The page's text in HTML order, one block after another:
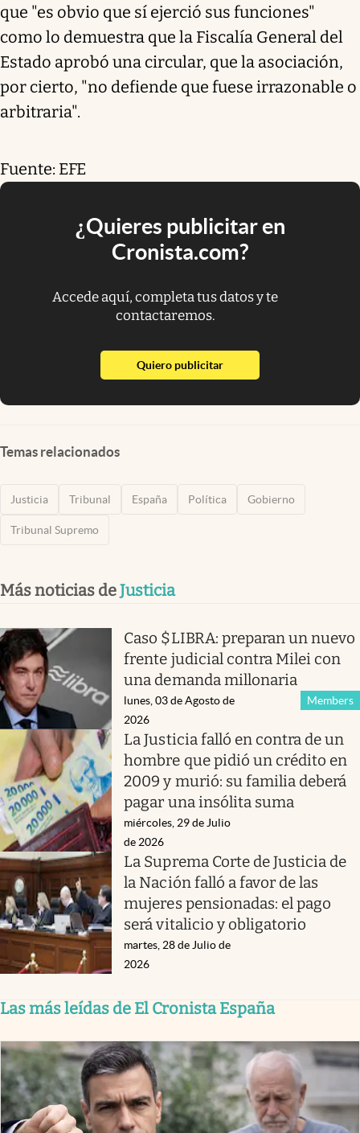
que "es obvio que sí ejerció sus funciones"
como lo demuestra que la Fiscalía General del
Estado aprobó una circular, que la asociación,
por cierto, "no defiende que fuese irrazonable o
arbitraria".
Fuente: EFE
¿Quieres publicitar en
Cronista.com?
Accede aquí, completa tus datos y te
contactaremos.
Quiero publicitarabre en nueva pestaña
Temas relacionados
Justicia Tribunal España Política Gobierno
Tribunal Supremo
Más noticias deJusticia
Caso $LIBRA: preparan un nuevo
frente judicial contra Milei con
una demanda millonaria
Members
lunes, 03 de Agosto de
2026
La Justicia falló en contra de un
hombre que pidió un crédito en
2009 y murió: su familia deberá
pagar una insólita suma
miércoles, 29 de Julio
de 2026
La Suprema Corte de Justicia de
la Nación falló a favor de las
mujeres pensionadas: el pago
será vitalicio y obligatorio
martes, 28 de Julio de
2026
Las más leídas de El Cronista España